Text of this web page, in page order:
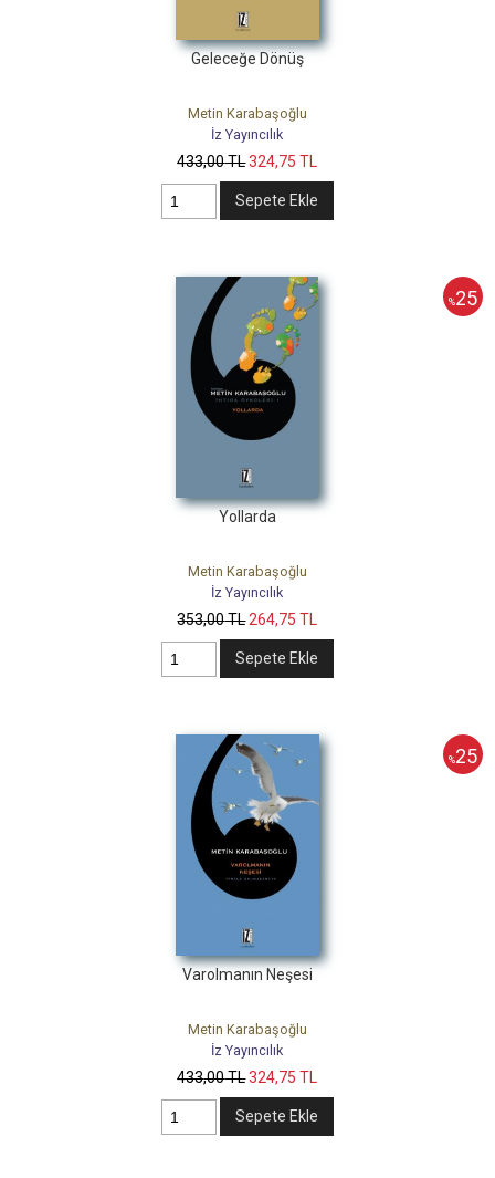
Geleceğe Dönüş
Metin Karabaşoğlu
İz Yayıncılık
433,00TL324,75 TL
Sepete Ekle
%25
Yollarda
Metin Karabaşoğlu
İz Yayıncılık
353,00TL264,75 TL
Sepete Ekle
%25
Varolmanın Neşesi
Metin Karabaşoğlu
İz Yayıncılık
433,00TL324,75 TL
Sepete Ekle